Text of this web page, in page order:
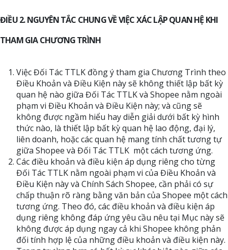
ĐIỀU 2. NGUYÊN TẮC CHUNG VỀ VIỆC XÁC LẬP QUAN HỆ KHI
THAM GIA CHƯƠNG TRÌNH
Việc Đối Tác TTLK đồng ý tham gia Chương Trình theo
Điều Khoản và Điều Kiện này sẽ không thiết lập bất kỳ
quan hệ nào giữa Đối Tác TTLK và Shopee nằm ngoài
phạm vi Điều Khoản và Điều Kiện này; và cũng sẽ
không được ngầm hiểu hay diễn giải dưới bất kỳ hình
thức nào, là thiết lập bất kỳ quan hệ lao động, đại lý,
liên doanh, hoặc các quan hệ mang tính chất tương tự
giữa Shopee và Đối Tác TTLK một cách tương ứng.
Các điều khoản và điều kiện áp dụng riêng cho từng
Đối Tác TTLK nằm ngoài phạm vi của Điều Khoản và
Điều Kiện này và Chính Sách Shopee, cần phải có sự
chấp thuận rõ ràng bằng văn bản của Shopee một cách
tương ứng. Theo đó, các điều khoản và điều kiện áp
dụng riêng không đáp ứng yêu cầu nêu tại Mục này sẽ
không được áp dụng ngay cả khi Shopee không phản
đối tính hợp lệ của những điều khoản và điều kiện này.